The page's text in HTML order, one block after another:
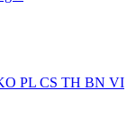
PL CS TH BN VI